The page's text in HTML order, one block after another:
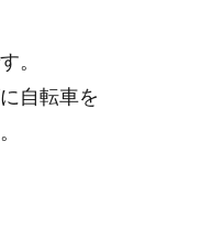
。
自転車を